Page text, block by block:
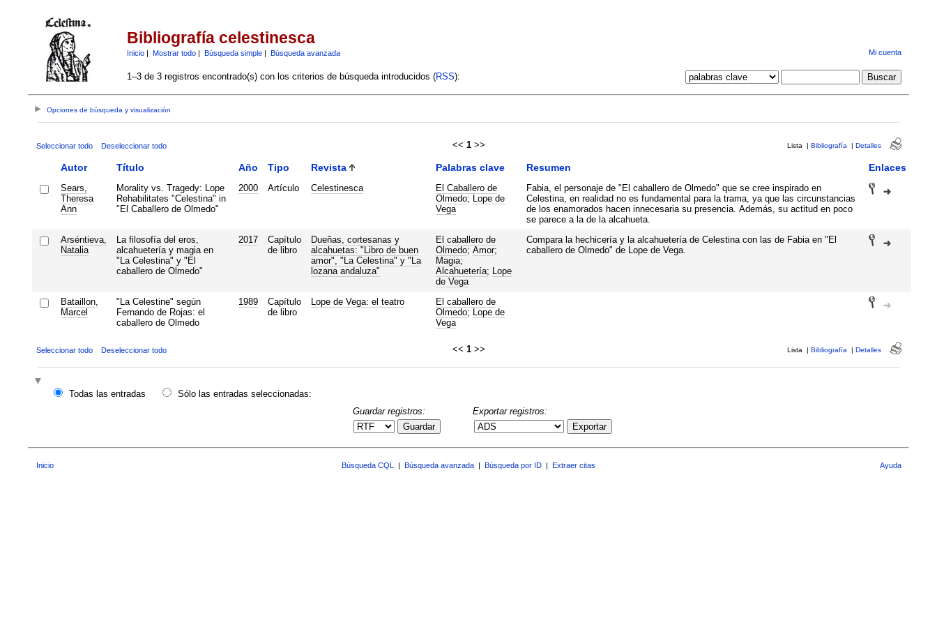
Bibliografía celestinesca
Inicio| Mostrar todo| Búsqueda simple| Búsqueda avanzada Mi cuenta
1–3 de 3 registros encontrado(s) con los criterios de búsqueda introducidos (RSS):
Opciones de búsqueda y visualización
Seleccionar todo Deseleccionar todo << 1 >> Lista | Bibliografía | Detalles
Autor Título Año Tipo Revista Palabras clave Resumen Enlaces
Sears,
Theresa
Ann
Morality vs. Tragedy: Lope
Rehabilitates "Celestina" in
"El Caballero de Olmedo"
2000 Artículo Celestinesca
El Caballero de
Olmedo;
Lope de
Vega
Fabia, el personaje de "El caballero de Olmedo" que se cree inspirado en
Celestina, en realidad no es fundamental para la trama, ya que las circunstancias
de los enamorados hacen innecesaria su presencia. Además, su actitud en poco
se parece a la de la alcahueta.
Arséntieva,
Natalia
La filosofía del eros,
alcahuetería y magia en
"La Celestina" y "El
caballero de Olmedo"
2017
Capítulo
de libro
Dueñas, cortesanas y
alcahuetas: "Libro de buen
amor", "La Celestina" y "La
lozana andaluza"
El caballero de
Olmedo; Amor;
Magia;
Alcahuetería;
Lope
de Vega
Compara la hechicería y la alcahuetería de Celestina con las de Fabia en "El
caballero de Olmedo" de Lope de Vega.
Bataillon,
Marcel
"La Celestine" según
Fernando de Rojas: el
caballero de Olmedo
1989
Capítulo
de libro
Lope de Vega: el teatro
El caballero de
Olmedo;
Lope de
Vega
Seleccionar todo Deseleccionar todo << 1 >> Lista | Bibliografía | Detalles
Todas las entradas
Sólo las entradas seleccionadas:
Guardar registros:
Guardar
Exportar registros:
Exportar
Inicio Búsqueda CQL Búsqueda avanzada Búsqueda por ID Extraer citas Ayuda